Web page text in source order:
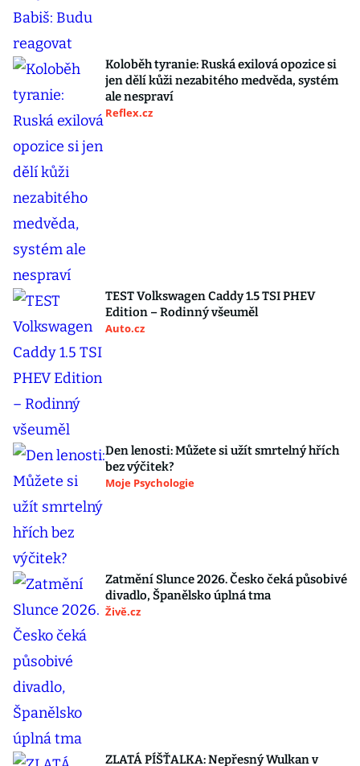
Koloběh tyranie: Ruská exilová opozice si
jen dělí kůži nezabitého medvěda, systém
ale nespraví
Reflex.cz
TEST Volkswagen Caddy 1.5 TSI PHEV
Edition – Rodinný všeuměl
Auto.cz
Den lenosti: Můžete si užít smrtelný hřích
bez výčitek?
Moje Psychologie
Zatmění Slunce 2026. Česko čeká působivé
divadlo, Španělsko úplná tma
Živě.cz
ZLATÁ PÍŠŤALKA: Nepřesný Wulkan v